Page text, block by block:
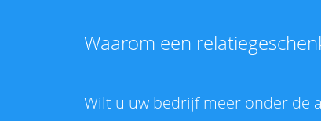
Waarom een
Wilt u uw bedrijf meer onder de